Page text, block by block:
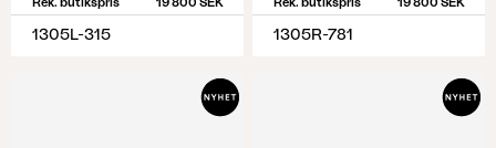
Rek. butikspris 19 800 SEK
1305L-315
Rek. butikspris 19 800 SEK
1305R-781